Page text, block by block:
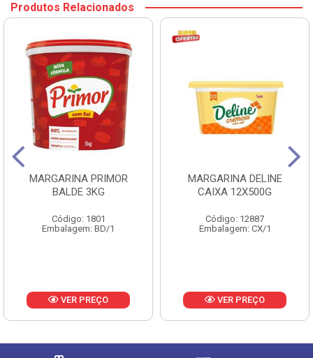
Produtos Relacionados
MARGARINA PRIMOR
BALDE 3KG
Código: 1801
Embalagem: BD/1
VER PREÇO
MARGARINA DELINE
CAIXA 12X500G
Código: 12887
Embalagem: CX/1
VER PREÇO